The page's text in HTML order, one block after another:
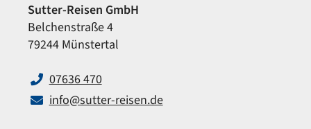
Sutter-Reisen GmbH
Belchenstraße 4
79244 Münstertal
07636 470
info@sutter-reisen.de